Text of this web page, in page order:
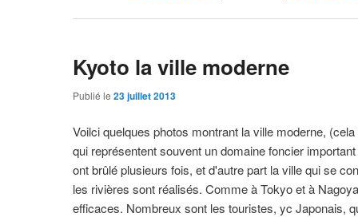
Kyoto la ville moderne
Publié le23 juillet 2013
Voilci quelques photos montrant la ville moderne,
qui représentent souvent un domaine foncier
ont brûlé plusieurs fois, et d'autre part la ville qui se
les rivières sont réalisés. Comme à Tokyo et à
efficaces. Nombreux sont les touristes, yc Japonais,